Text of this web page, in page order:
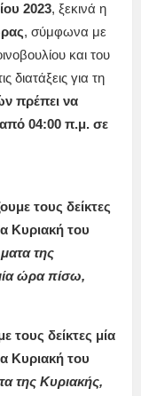
2023, ξεκινά η
, σύμφωνα με
και του
διατάξεις για τη
πρέπει να
04:00 π.μ. σε
τους δείκτες
Κυριακή του
της
ώρα πίσω,
τους δείκτες μία
Κυριακή του
της Κυριακής,